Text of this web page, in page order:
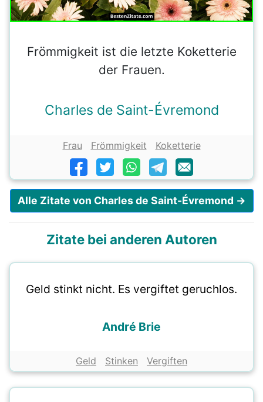
Frömmigkeit ist die letzte Koketterie
der Frauen.
Charles de Saint-Évremond
Frau Frömmigkeit Koketterie
Alle Zitate von Charles de Saint-Évremond →
Zitate bei anderen Autoren
Geld stinkt nicht. Es vergiftet geruchlos.
André Brie
Geld Stinken Vergiften